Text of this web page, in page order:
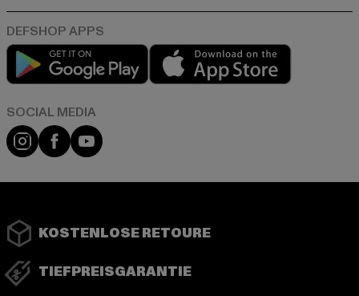
Play market
Instagram
FacebookYouTube
KOSTENLOSE RETOURE
TIEFPREISGARANTIE